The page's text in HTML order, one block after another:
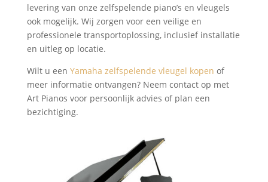
levering van onze zelfspelende piano’s en vleugels
ook mogelijk. Wij zorgen voor een veilige en
professionele transportoplossing, inclusief installatie
en uitleg op locatie.
Wilt u een Yamaha zelfspelende vleugel kopen of
meer informatie ontvangen? Neem contact op met
Art Pianos voor persoonlijk advies of plan een
bezichtiging.